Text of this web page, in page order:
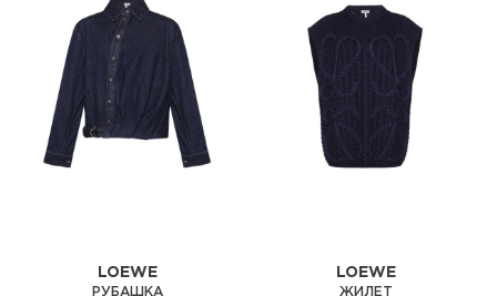
LOEWE
РУБАШКА
LOEWE
ЖИЛЕТ